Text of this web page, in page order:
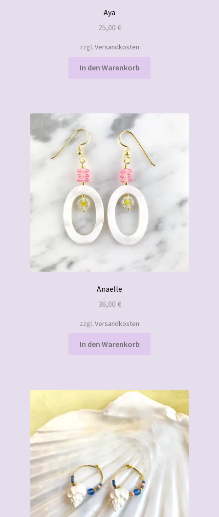
Aya
25,00 €
zzgl. Versandkosten
In den Warenkorb
Anaelle
36,00 €
zzgl. Versandkosten
In den Warenkorb